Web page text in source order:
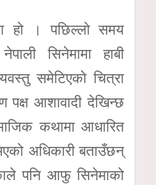
हो । पछिल्लो समय
सिनेमामा हाबी
समेटिएको चित्रा
पक्ष आशावादी देखिन्छ
कथामा आधारित
अधिकारी बताउँछन्
पनि आफु सिनेमाको